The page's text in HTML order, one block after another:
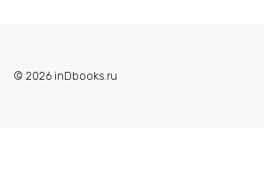
© 2026 inDbooks.ru